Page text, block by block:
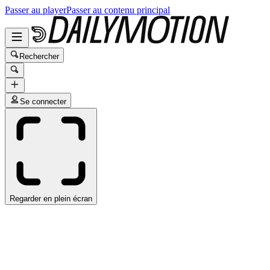
Passer au playerPasser au contenu principal
Rechercher
Se connecter
Regarder en plein écran